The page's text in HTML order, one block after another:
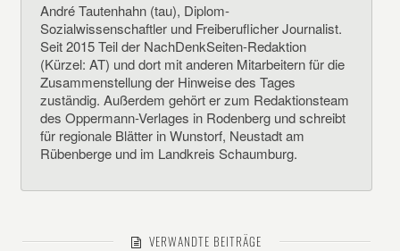
André Tautenhahn (tau), Diplom-
Sozialwissenschaftler und Freiberuflicher Journalist.
Seit 2015 Teil der NachDenkSeiten-Redaktion
(Kürzel: AT) und dort mit anderen Mitarbeitern für die
Zusammenstellung der Hinweise des Tages
zuständig. Außerdem gehört er zum Redaktionsteam
des Oppermann-Verlages in Rodenberg und schreibt
für regionale Blätter in Wunstorf, Neustadt am
Rübenberge und im Landkreis Schaumburg.
VERWANDTE BEITRÄGE